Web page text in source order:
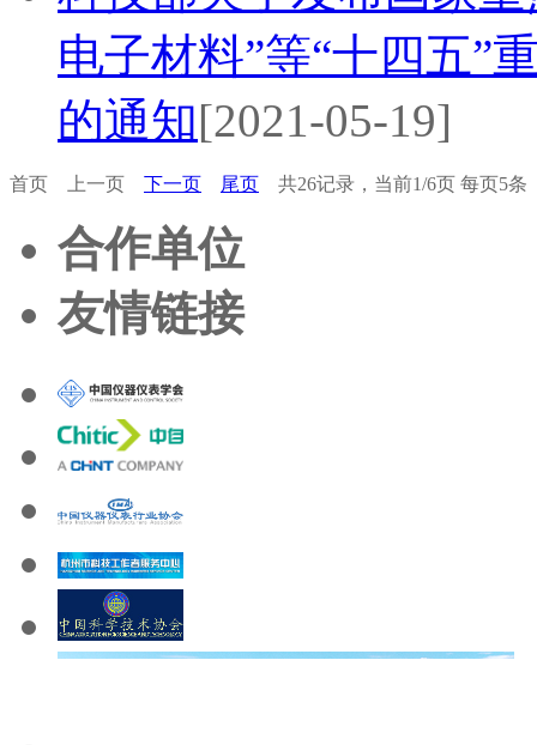
电子材料”等“十四五”
的通知[2021-05-19]
首页 上一页 下一页 尾页 共26记录，当前1/6页 每页5
合作单位
友情链接